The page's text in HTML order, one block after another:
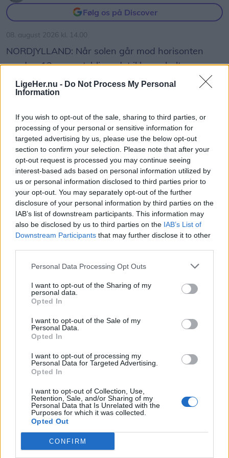
LigeHer.nu - Do Not Process My Personal
Information
If you wish to opt-out of the sale, sharing to third parties, or
processing of your personal or sensitive information for
targeted advertising by us, please use the below opt-out
section to confirm your selection. Please note that after your
opt-out request is processed you may continue seeing
interest-based ads based on personal information utilized by
us or personal information disclosed to third parties prior to
your opt-out. You may separately opt-out of the further
disclosure of your personal information by third parties on the
IAB’s list of downstream participants. This information may
also be disclosed by us to third parties on the IAB’s List of
Downstream Participants that may further disclose it to other
Personal Data Processing Opt Outs
I want to opt-out of the Sharing of my
personal data.
Opted In
I want to opt-out of the Sale of my
Personal Data.
Opted In
I want to opt-out of processing my
Personal Data for Targeted Advertising.
Opted In
I want to opt-out of Collection, Use,
Retention, Sale, and/or Sharing of my
Personal Data that Is Unrelated with the
Purposes for which it was collected.
Opted Out
CONFIRM
Følg os på Discover
08. august 2026 kl. 14.00
NORDJYLLAND: Når solen går mod horisonten
onsdag 12. august, bliver det ikke en helt
almindelig sommeraften.
kraftigste delvise solformørkelse, der kan ses fra
Danmark frem til 2048.
Over hele landet vil Månen bevæge sig ind foran
Solen, og afhængigt af hvor i Danmark man
befinder sig, vil op mod 86 procent af Solens skive
være dækket.
Det oplyser sol26 i en pressemeddelelse.
før solnedgang, hvilket giver gode muligheder for
at opleve fænomenet fra steder med frit udsyn
mod vest.
For mange nordjyder kan kysterne, fjordene og de
åbne landskaber danne en flot ramme om den
sjældne naturoplevelse, hvis vejret arter sig.
der kan få os alle til at stoppe op og kigge i
samme retning. Det er både smukt, fascinerende
og en fantastisk anledning til at samles om Solen,
dens betydning for livet på Jorden og vores plads i
universet. Med Sol26 vil vi give danskerne en
Vis mere
Del artikel
Store kommunale forskelle i
forekomsten af demens i Nordjylland
Lokalredaktionen